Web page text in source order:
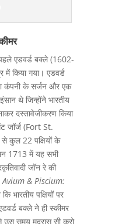
एडवर्ड बक्ले (1602-
में किया गया। एडवर्ड
कंपनी के सर्जन और एक
थे जिन्होंने भारतीय
दस्तावेजीकरण किया
जॉर्ज (Fort St.
कुल 22 पक्षियों के
1713 में यह सभी
जॉन रे की
& Piscium:
भारतीय पक्षियों पर
बक्ले ने ही स्कीमर
उस समय मद्रास सी क्रो